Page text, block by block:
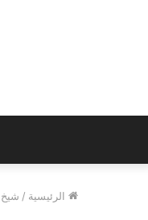
الرئيسية / شيخ